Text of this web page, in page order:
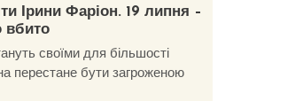
Ірини Фаріон. 19 липня –
вбито
своїми для більшості
перестане бути загроженою